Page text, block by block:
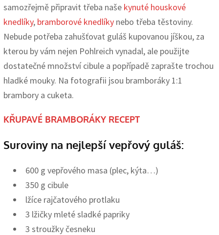
samozřejmě připravit třeba naše kynuté houskové
knedlíky, bramborové knedlíky nebo třeba těstoviny.
Nebude potřeba zahušťovat guláš kupovanou jíškou, za
kterou by vám nejen Pohlreich vynadal, ale použijte
dostatečné množství cibule a popřípadě zaprašte trochou
hladké mouky. Na fotografii jsou bramboráky 1:1
brambory a cuketa.
KŘUPAVÉ BRAMBORÁKY RECEPT
Suroviny na nejlepší vepřový guláš:
600 g vepřového masa (plec, kýta…)
350 g cibule
lžíce rajčatového protlaku
3 lžičky mleté sladké papriky
3 stroužky česneku